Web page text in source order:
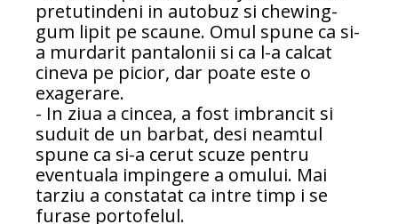
pretutindeni in autobuz si chewing-
gum lipit pe scaune. Omul spune ca si-
a murdarit pantalonii si ca l-a calcat
cineva pe picior, dar poate este o
exagerare.
- In ziua a cincea, a fost imbrancit si
suduit de un barbat, desi neamtul
spune ca si-a cerut scuze pentru
eventuala impingere a omului. Mai
tarziu a constatat ca intre timp i se
furase portofelul.